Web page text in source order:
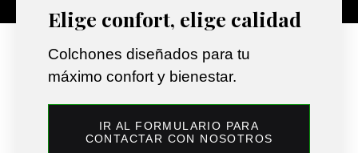
Elige confort, elige calidad
Colchones diseñados para tu
máximo confort y bienestar.
IR AL FORMULARIO PARA
CONTACTAR CON NOSOTROS